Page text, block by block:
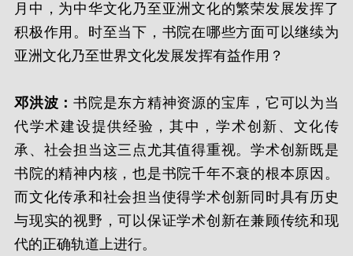
月中，为中华文化乃至亚洲文化的繁荣发展发挥了
积极作用。时至当下，书院在哪些方面可以继续为
亚洲文化乃至世界文化发展发挥有益作用？
邓洪波：书院是东方精神资源的宝库，它可以为当
代学术建设提供经验，其中，学术创新、文化传
承、社会担当这三点尤其值得重视。学术创新既是
书院的精神内核，也是书院千年不衰的根本原因。
而文化传承和社会担当使得学术创新同时具有历史
与现实的视野，可以保证学术创新在兼顾传统和现
代的正确轨道上进行。